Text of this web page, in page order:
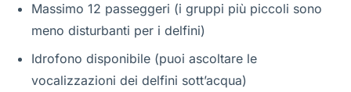
Massimo 12 passeggeri (i gruppi più piccoli sono
meno disturbanti per i delfini)
Idrofono disponibile (puoi ascoltare le
vocalizzazioni dei delfini sott’acqua)